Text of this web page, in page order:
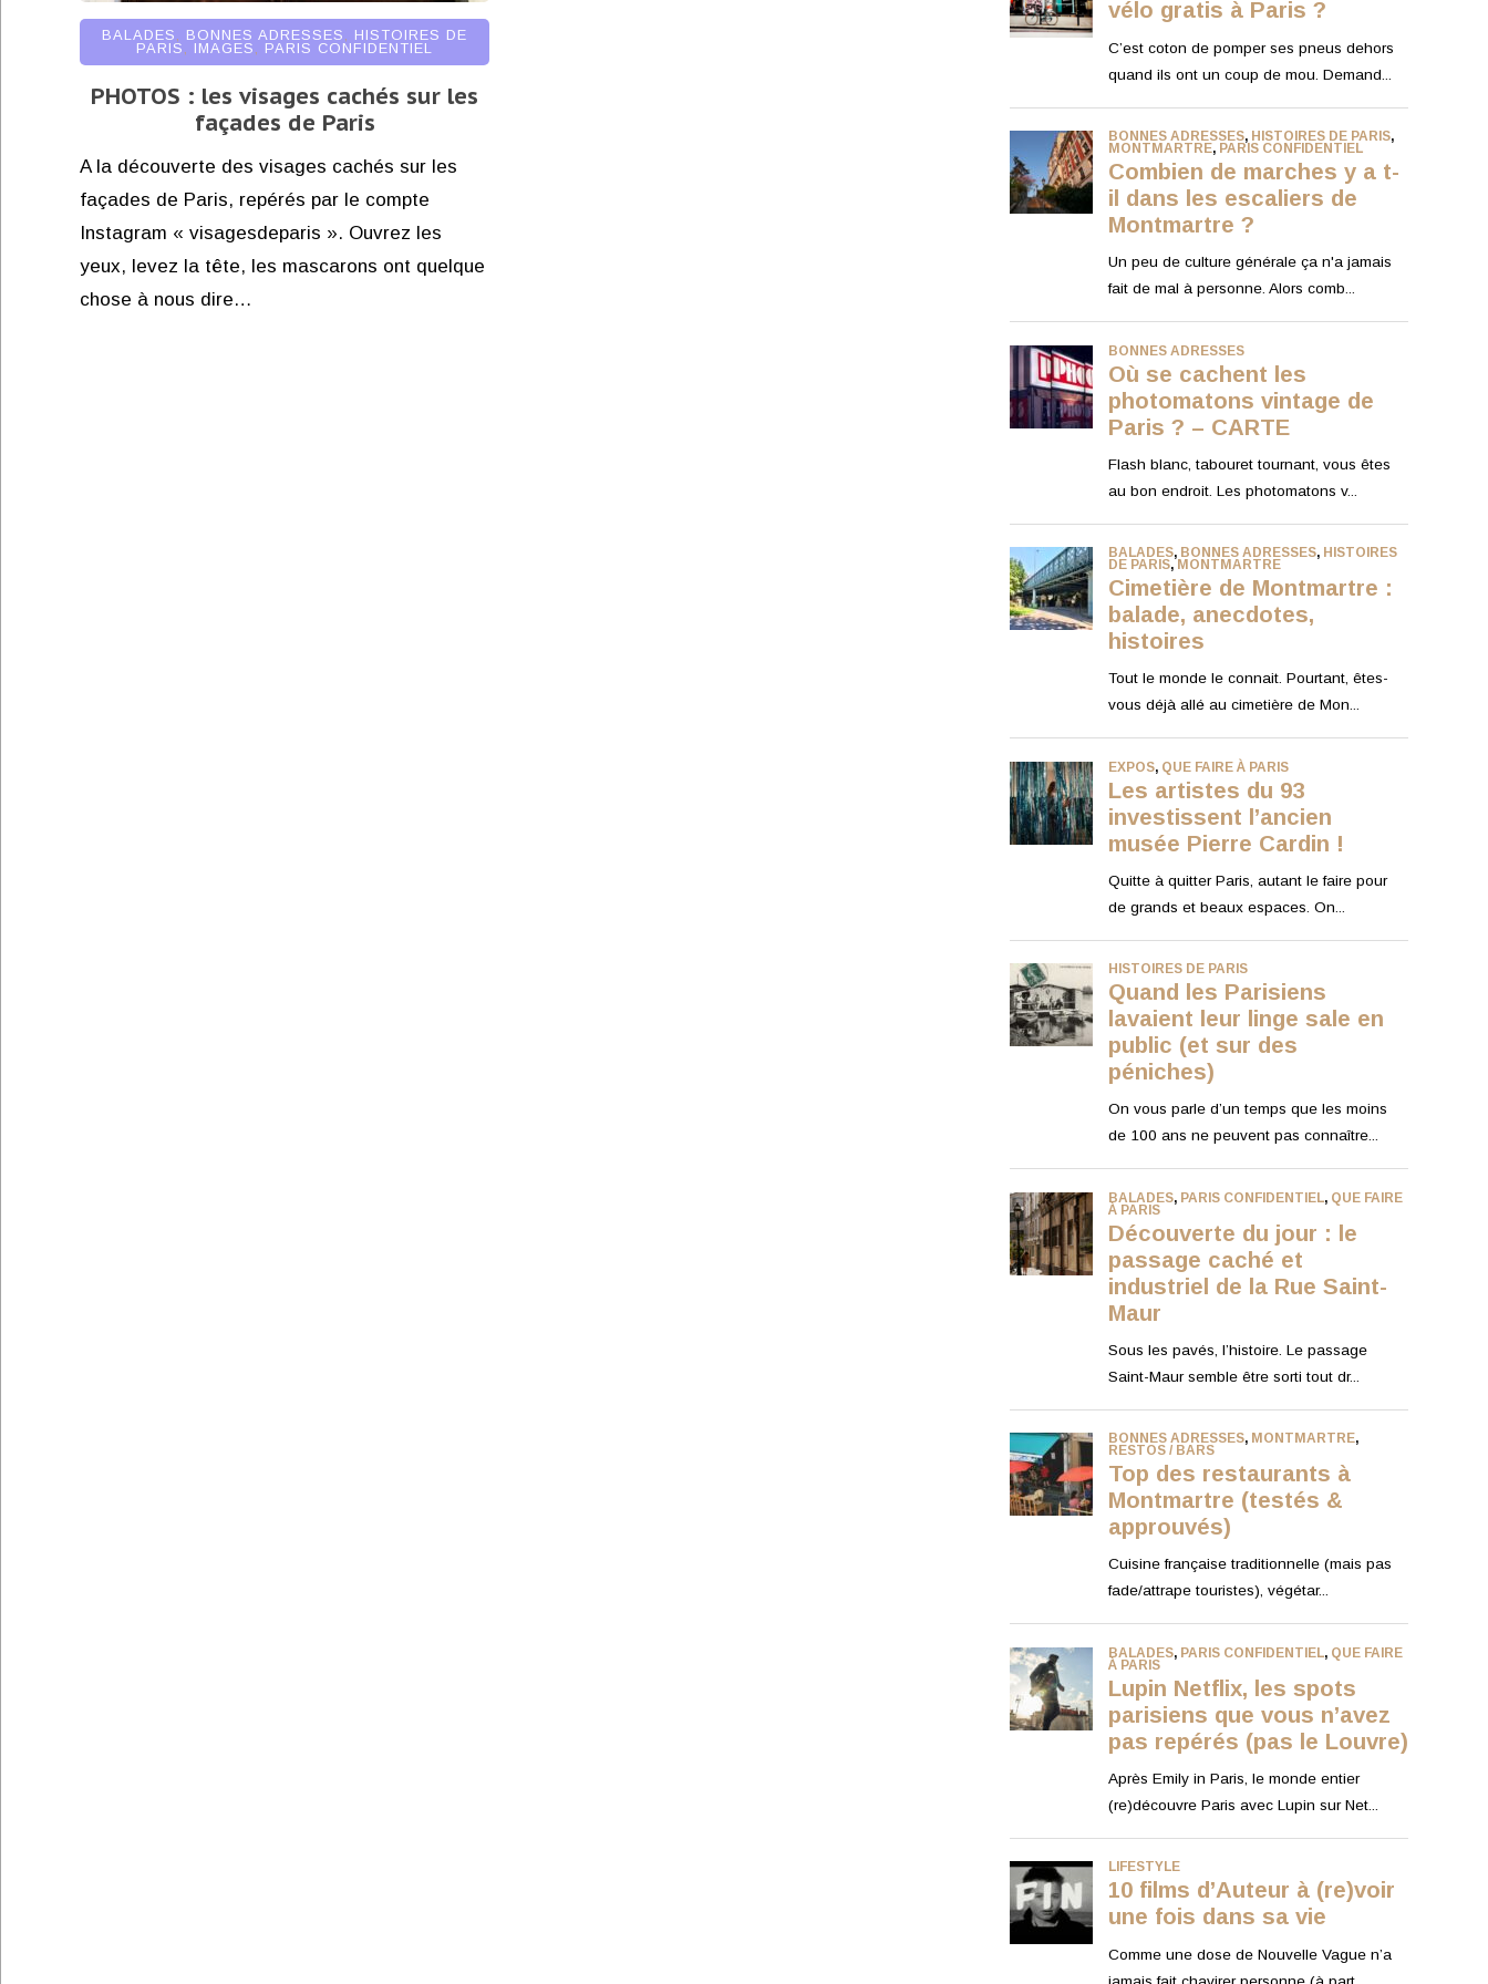
BALADES BONNES ADRESSES
HISTOIRES DE
PARIS
IMAGES PARIS CONFIDENTIEL
PHOTOS : les visages cachés sur les
façades de Paris
A la découverte des visages cachés sur les
façades de Paris, repérés par le compte
Instagram « visagesdeparis ». Ouvrez les
yeux, levez la tête, les mascarons ont quelque
chose à nous dire…